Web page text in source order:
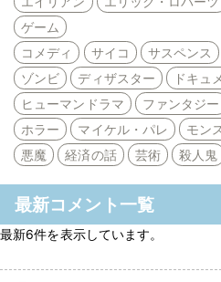
ゲーム
コメディ
サイコ サスペンス
ゾンビ
ディザスター
ドキュ
ヒューマンドラマ
ファンタジー
ホラー
マイケル・パレ モン
悪魔
経済の話 芸術 殺人鬼
最新コメント一覧
最新6件を表示しています。